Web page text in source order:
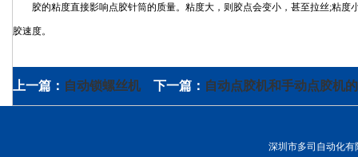
胶的粘度直接影响点胶针筒的质量。粘度大，则胶点会变小，甚至拉丝;粘度
胶速度。
上一篇： 自动锁螺丝机 下一篇： 自动点胶机和手动点胶机
深圳市多司自动化有